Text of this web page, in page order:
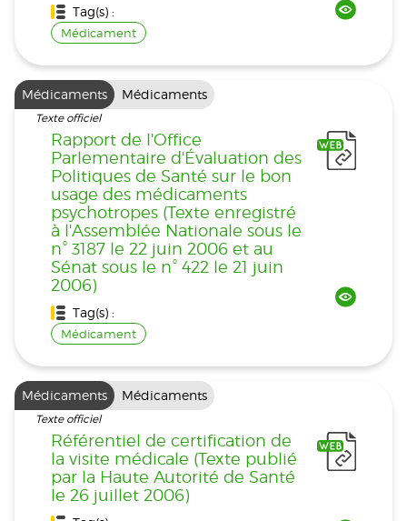
Tag(s) :
Médicament
Médicaments Médicaments
Texte officiel
Rapport de l'Office
Parlementaire d'Évaluation des
Politiques de Santé sur le bon
usage des médicaments
psychotropes (Texte enregistré
à l'Assemblée Nationale sous le
n° 3187 le 22 juin 2006 et au
Sénat sous le n° 422 le 21 juin
2006)
Tag(s) :
Médicament
Médicaments Médicaments
Texte officiel
Référentiel de certification de
la visite médicale (Texte publié
par la Haute Autorité de Santé
le 26 juillet 2006)